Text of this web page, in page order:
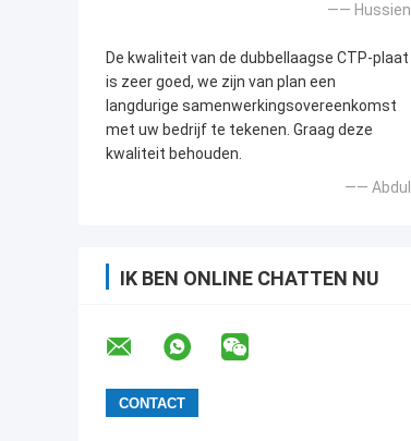
—— Hussien
De kwaliteit van de dubbellaagse CTP-plaat
is zeer goed, we zijn van plan een
langdurige samenwerkingsovereenkomst
met uw bedrijf te tekenen. Graag deze
kwaliteit behouden.
—— Abdul
IK BEN ONLINE CHATTEN NU